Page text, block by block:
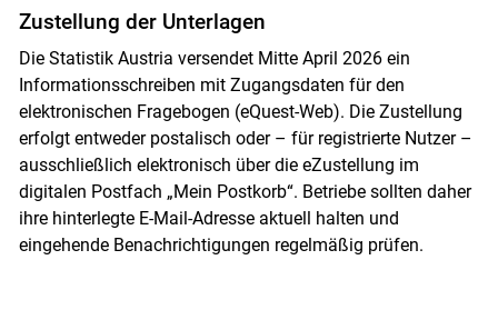
Zustellung der Unterlagen
Die Statistik Austria versendet Mitte April 2026 ein
Informationsschreiben mit Zugangsdaten für den
elektronischen Fragebogen (eQuest-Web). Die Zustellung
erfolgt entweder postalisch oder – für registrierte Nutzer –
ausschließlich elektronisch über die eZustellung im
digitalen Postfach „Mein Postkorb“. Betriebe sollten daher
ihre hinterlegte E-Mail-Adresse aktuell halten und
eingehende Benachrichtigungen regelmäßig prüfen.